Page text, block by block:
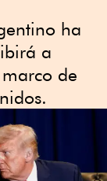
ha
a
de